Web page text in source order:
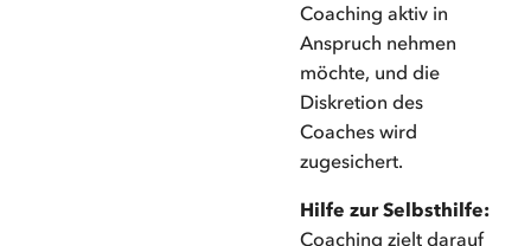
Coaching aktiv in
Anspruch nehmen
möchte, und die
Diskretion des
Coaches wird
zugesichert.
Hilfe zur Selbsthilfe:
Coaching zielt darauf